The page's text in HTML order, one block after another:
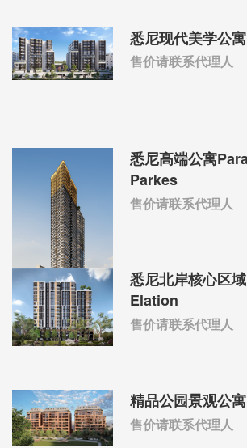
悉尼现代美学公
售价请联系代理人
悉尼高端公寓
Parkes
售价请联系代理人
悉尼北岸核心区
Elation
售价请联系代理人
精品公园景观公
售价请联系代理人